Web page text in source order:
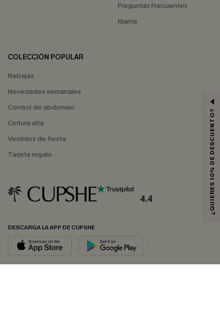
Preguntas Frecuentes
Klarna
COLECCIÓN POPULAR
Rebajas
Novedades semanales
Control de abdomen
Cintura alta
Vestidos de fiesta
Tarjeta regalo
4.4
DESCARGA LA APP DE CUPSHE
¿QUIERES 10% DE DESCUENTO?